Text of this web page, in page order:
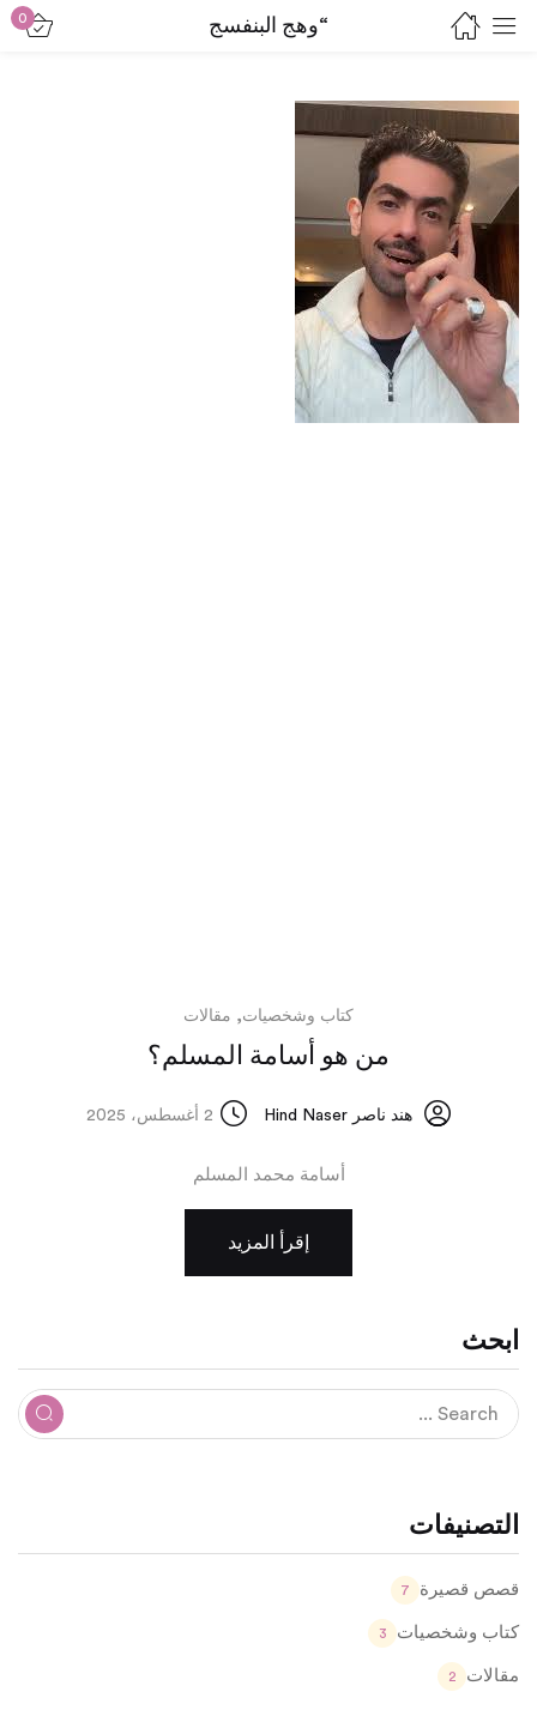
“وهج البنفسج 0
ابحث
التصنيفات
قصص قصيرة 7
كتاب وشخصيات 3
مقالات 2
كتاب وشخصيات, مقالات
من هو أسامة المسلم؟
هند ناصر Hind Naser 2 أغسطس، 2025
أسامة محمد المسلم
إقرأ المزيد
Remember me
Log in